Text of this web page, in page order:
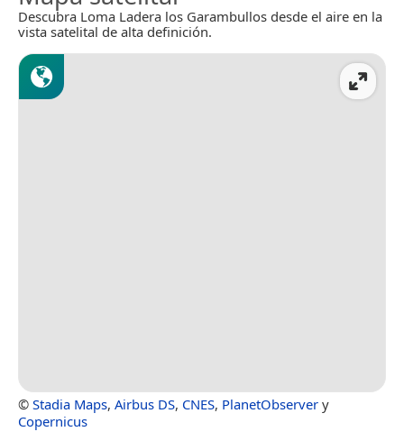
Descubra Loma Ladera los Garambullos desde el aire en la
vista satelital de alta definición.
© Stadia Maps, Airbus DS, CNES, PlanetObserver y
Copernicus